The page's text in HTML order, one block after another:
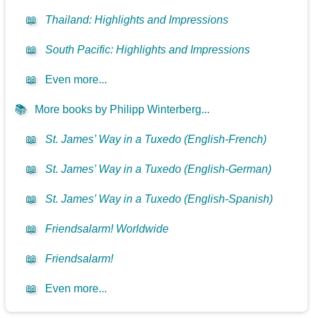
📖 Thailand: Highlights and Impressions
📖 South Pacific: Highlights and Impressions
📖 Even more...
📚 More books by Philipp Winterberg...
📖 St. James’ Way in a Tuxedo (English-French)
📖 St. James’ Way in a Tuxedo (English-German)
📖 St. James’ Way in a Tuxedo (English-Spanish)
📖 Friendsalarm! Worldwide
📖 Friendsalarm!
📖 Even more...